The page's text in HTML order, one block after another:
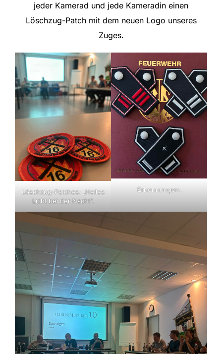
jeder Kamerad und jede Kameradin einen
Löschzug-Patch mit dem neuen Logo unseres
Zuges.
Löschzug-Patches: „Helles
Licht bei der Nacht“.
Ernennungen.